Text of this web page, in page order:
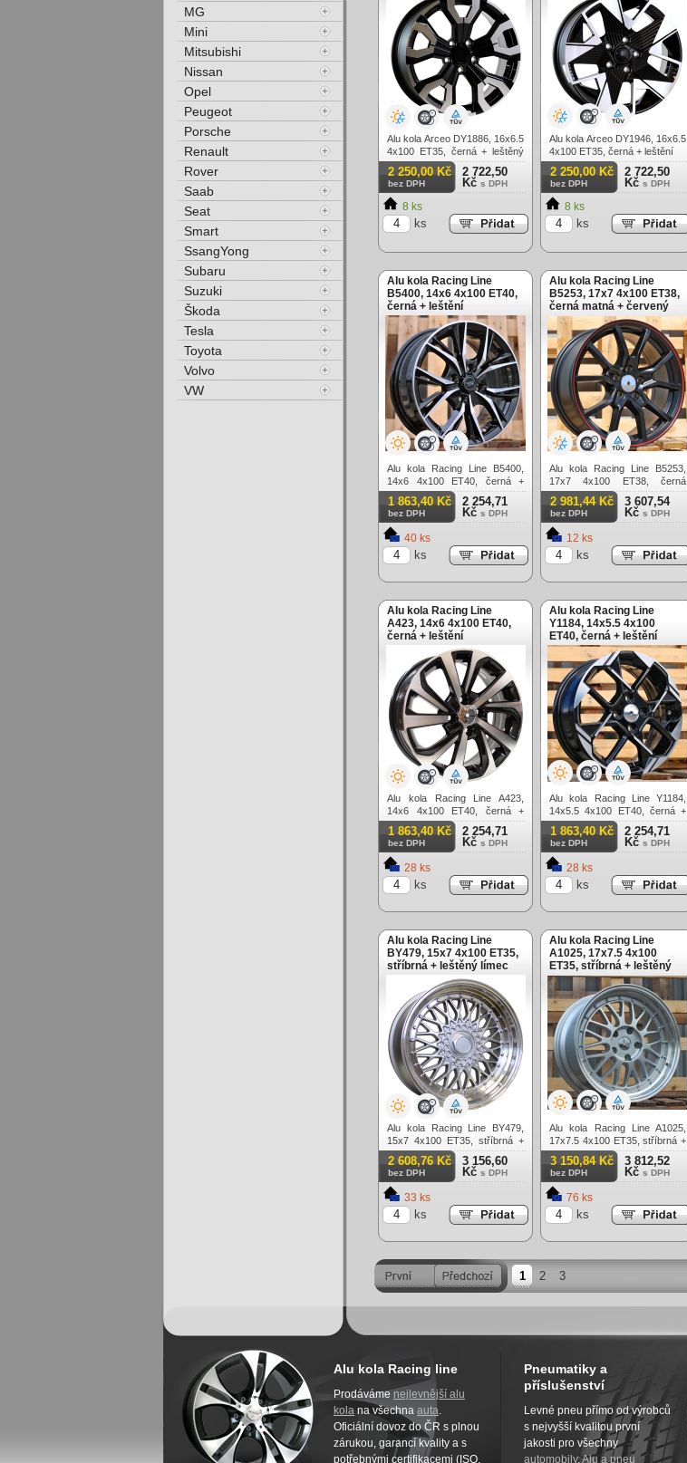
Alu kola Arceo DY1886, 16x6.5
4x100 ET35, černá + leštěný
límec
2 250,00 Kč
bez DPH
2 722,50
Kč s DPH
8 ks
ks
Alu kola Arceo DY1946, 16x6.5
4x100 ET35, černá + leštění
2 250,00 Kč
bez DPH
2 722,50
Kč s DPH
8 ks
ks
Alu kola Racing Line
B5400, 14x6 4x100 ET40,
černá + leštění
Alu kola Racing Line B5400,
14x6 4x100 ET40, černá +
leštění
1 863,40 Kč
bez DPH
2 254,71
Kč s DPH
40 ks
ks
Alu kola Racing Line
B5253, 17x7 4x100 ET38,
černá matná + červený
límec
Alu kola Racing Line B5253,
17x7 4x100 ET38, černá
matná + červený límec
2 981,44 Kč
bez DPH
3 607,54
Kč s DPH
12 ks
ks
Alu kola Racing Line
A423, 14x6 4x100 ET40,
černá + leštění
Alu kola Racing Line A423,
14x6 4x100 ET40, černá +
leštění
1 863,40 Kč
bez DPH
2 254,71
Kč s DPH
28 ks
ks
Alu kola Racing Line
Y1184, 14x5.5 4x100
ET40, černá + leštění
Alu kola Racing Line Y1184,
14x5.5 4x100 ET40, černá +
leštění
1 863,40 Kč
bez DPH
2 254,71
Kč s DPH
28 ks
ks
Alu kola Racing Line
BY479, 15x7 4x100 ET35,
stříbrná + leštěný límec
Alu kola Racing Line BY479,
15x7 4x100 ET35, stříbrná +
leštěný límec
2 608,76 Kč
bez DPH
3 156,60
Kč s DPH
33 ks
ks
Alu kola Racing Line
A1025, 17x7.5 4x100
ET35, stříbrná + leštěný
límec
Alu kola Racing Line A1025,
17x7.5 4x100 ET35, stříbrná +
leštěný límec
3 150,84 Kč
bez DPH
3 812,52
Kč s DPH
76 ks
ks
1 2 3
MG
Mini
Mitsubishi
Nissan
Opel
Peugeot
Porsche
Renault
Rover
Saab
Seat
Smart
SsangYong
Subaru
Suzuki
Škoda
Tesla
Toyota
Volvo
VW
Alu kola Racing line
Prodáváme nejlevnější alu
kola na všechna auta.
Oficiální dovoz do ČR s plnou
zárukou, garancí kvality a s
potřebnými certifikacemi (ISO,
Pneumatiky a
příslušenství
Levné pneu přímo od výrobců
s nejvyšší kvalitou první
jakosti pro všechny
automobily.Alu a pneu